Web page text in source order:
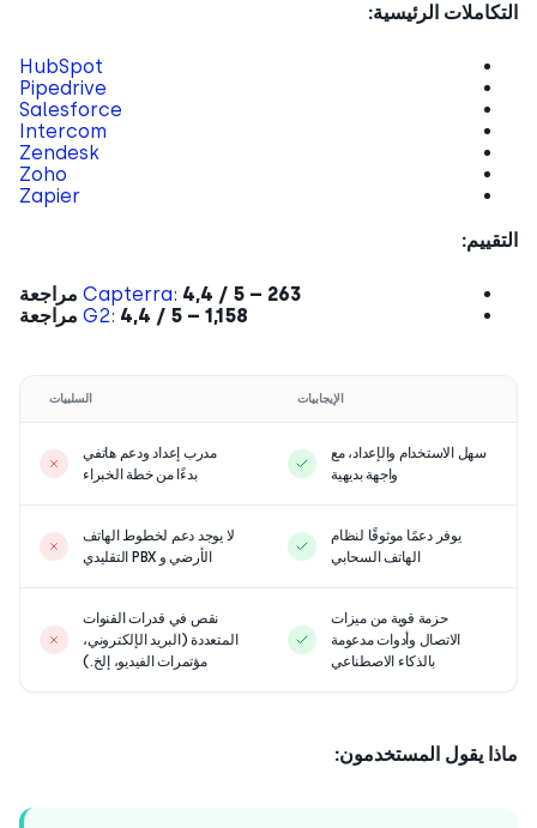
الرئيسية:
HubSpot
Pipedrive
Salesforce
Intercom
Zendesk
Zoho
Zapier
Capterra:4,4 / 5 – 263 مراجعة
G2:4,4 / 5 – 1,158 مراجعة
الإيجابيات السلبيات
سهل الاستخدام والإعداد، مع
واجهة بديهية
مدرب إعداد ودعم هاتفي
بدءًا من خطة الخبراء
يوفر دعمًا موثوقًا لنظام
الهاتف السحابي
لا يوجد دعم لخطوط الهاتف
الأرضي و PBX التقليدي
حزمة قوية من ميزات
الاتصال وأدوات مدعومة
بالذكاء الاصطناعي
نقص في قدرات القنوات
المتعددة (البريد الإلكتروني،
مؤتمرات الفيديو، إلخ.)
يقول المستخدمون: